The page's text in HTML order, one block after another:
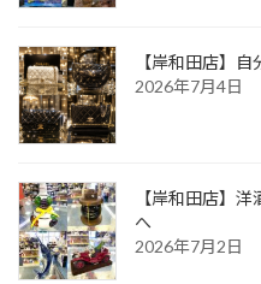
【岸和田店】
2026年7月4日
【岸和田店】
へ
2026年7月2日